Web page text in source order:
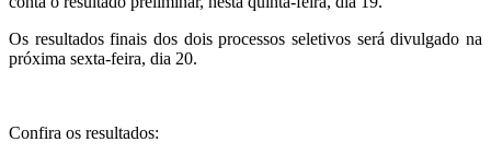
Os resultados finais dos dois processos seletivos será divulgado na
próxima sexta-feira, dia 20.
Confira os resultados: